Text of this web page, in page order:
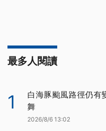
最多人閱讀
1
白海豚颱風路徑仍有
舞
2026/8/6 13:02